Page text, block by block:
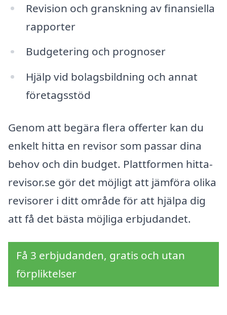
Revision och granskning av finansiella
rapporter
Budgetering och prognoser
Hjälp vid bolagsbildning och annat
företagsstöd
Genom att begära flera offerter kan du
enkelt hitta en revisor som passar dina
behov och din budget. Plattformen hitta-
revisor.se gör det möjligt att jämföra olika
revisorer i ditt område för att hjälpa dig
att få det bästa möjliga erbjudandet.
Få 3 erbjudanden, gratis och utan
förpliktelser